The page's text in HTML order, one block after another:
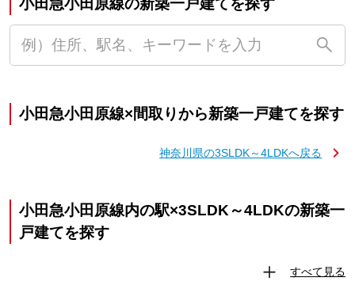
小田急小田原線の新築一戸建てを探す
小田急小田原線×間取りから新築一戸建てを探す
神奈川県の3SLDK～4LDKへ戻る
小田急小田原線内の駅×3SLDK～4LDKの新築一
戸建てを探す
すべて見る